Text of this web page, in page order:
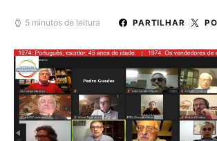
5 minutos de leitura PARTILHAR